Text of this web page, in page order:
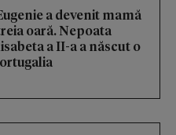
a devenit mamă
oară. Nepoata
a II-a a născut o